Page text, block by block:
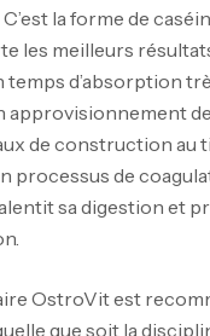
la forme de
les meilleurs
d’absorption
approvisionnement
de construction au
processus de
sa digestion et
OstroVit est
que soit la